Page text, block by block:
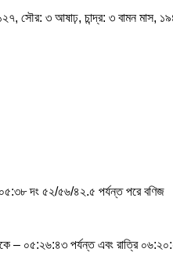
সৌর: ৩ আষাঢ়, চান্দ্র: ৩ বামন মাস,
দং ৫২/৫৬/৪২.৫ পর্যন্ত পরে বণিজ
– ০৫:২৬:৪৩ পর্যন্ত এবং রাত্রি